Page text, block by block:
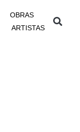
OBRAS
ARTISTAS